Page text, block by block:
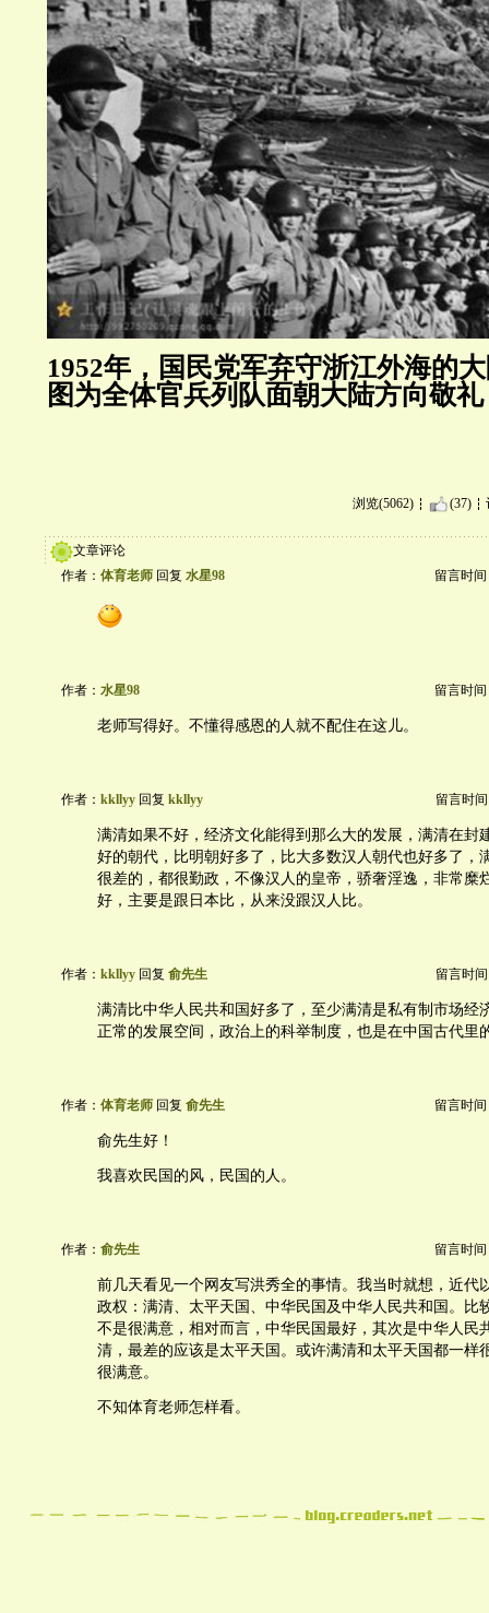
1952年，国民党军弃守浙江外海的
图为全体官兵列队面朝大陆方向敬礼
浏览(5062) (37)
文章评论
作者： 体育老师 回复 水星98 留言时间
作者： 水星98 留言时间
老师写得好。不懂得感恩的人就不配住在这儿。
作者： kkllyy 回复 kkllyy 留言时间
满清如果不好，经济文化能得到那么大的发展，满清在封
好的朝代，比明朝好多了，比大多数汉人朝代也好多了，
很差的，都很勤政，不像汉人的皇帝，骄奢淫逸，非常糜
好，主要是跟日本比，从来没跟汉人比。
作者： kkllyy 回复 俞先生 留言时间
满清比中华人民共和国好多了，至少满清是私有制市场经
正常的发展空间，政治上的科举制度，也是在中国古代里
作者： 体育老师 回复 俞先生 留言时间
俞先生好！
我喜欢民国的风，民国的人。
作者： 俞先生 留言时间
前几天看见一个网友写洪秀全的事情。我当时就想，近代
政权：满清、太平天国、中华民国及中华人民共和国。比
不是很满意，相对而言，中华民国最好，其次是中华人民
清，最差的应该是太平天国。或许满清和太平天国都一样
很满意。
不知体育老师怎样看。